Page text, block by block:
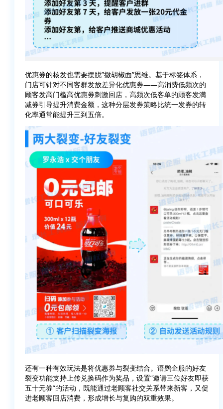
优惠券的核发也需要摆脱”撒胡椒面”思维。基于标签体系，
门店可针对不同客群发放差异化优惠券——高消费低频次的
顾客发高门槛高优惠券刺激回店，高频次低客单的顾客发满
减券引导提升消费金额，这种分层发券策略比统一发券的转
化率通常能提升三到五倍。
还有一种有效玩法是将优惠券与裂变结合。语鹦企服的好友
裂变功能支持上传兑换码作为奖品，设置”邀请三位好友即获
五十元券”的活动，既能通过老顾客社交关系带来新客，又促
进老顾客回店消费，形成增长与复购的双重效果。